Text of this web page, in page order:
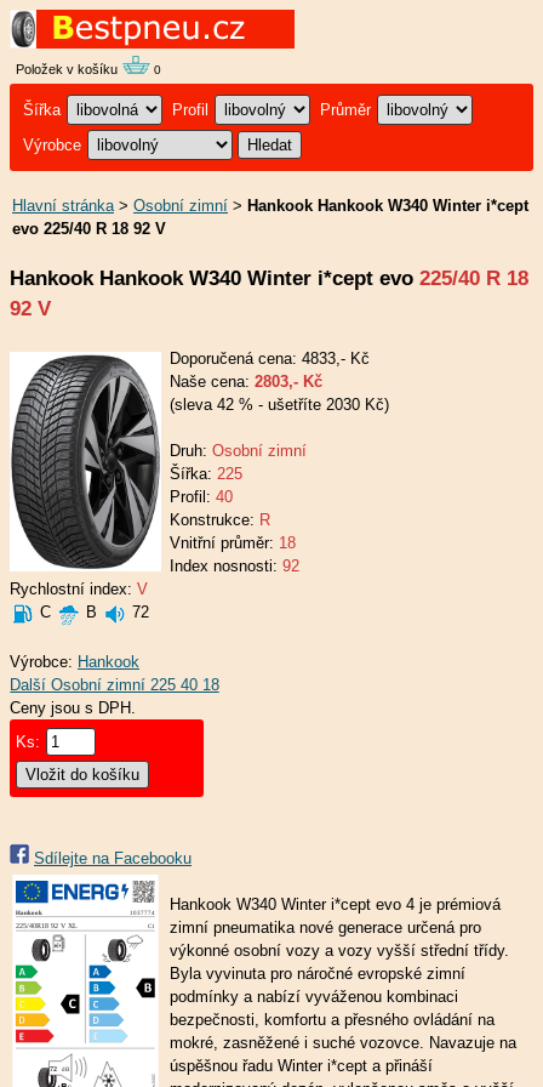
Položek v košíku 0
Šířka Profil
Průměr
Výrobce
Hlavní stránka> Osobní zimní > Hankook Hankook W340 Winter i*cept
evo 225/40 R 18 92 V
Hankook Hankook W340 Winter i*cept evo 225/40 R 18
92 V
Doporučená cena: 4833,- Kč
Naše cena: 2803,- Kč
(sleva 42 % - ušetříte 2030 Kč)
Druh: Osobní zimní
Šířka: 225
Profil: 40
Konstrukce: R
Vnitřní průměr: 18
Index nosnosti: 92
Rychlostní index: V
C
B 72
Výrobce: Hankook
Ceny jsou s DPH.
Ks:
Sdílejte na Facebooku
Hankook W340 Winter i*cept evo 4 je prémiová
zimní pneumatika nové generace určená pro
výkonné osobní vozy a vozy vyšší střední třídy.
Byla vyvinuta pro náročné evropské zimní
podmínky a nabízí vyváženou kombinaci
bezpečnosti, komfortu a přesného ovládání na
mokré, zasněžené i suché vozovce. Navazuje na
úspěšnou řadu Winter i*cept a přináší